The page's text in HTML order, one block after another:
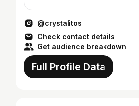
@crystalitos
Check contact details
Get audience breakdown
Full Profile Data